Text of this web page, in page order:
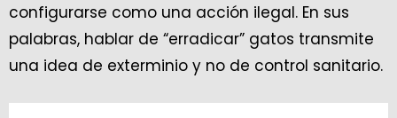
configurarse como una acción ilegal. En sus
palabras, hablar de “erradicar” gatos transmite
una idea de exterminio y no de control sanitario.